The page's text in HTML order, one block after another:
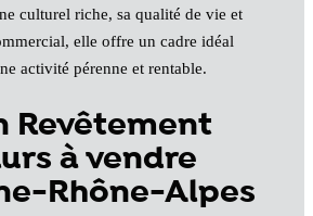
culturel riche, sa qualité de vie et
elle offre un cadre idéal
activité pérenne et rentable.
Revêtement
à vendre
Rhône-Alpes